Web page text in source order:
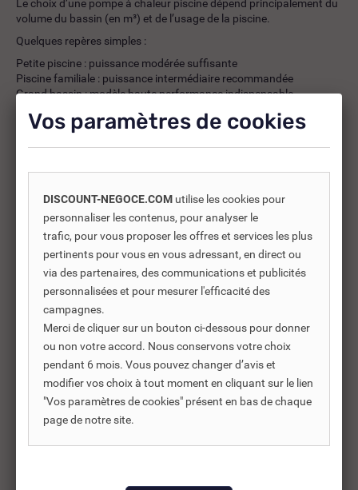
Le choix d’une pompe à chaleur piscine dépend principalement du
volume du bassin (en m³) et de l’usage de la piscine.
Quelques repères simples :
Petite piscine : puissance modérée suffisante
Piscine familiale : puissance intermédiaire recommandée
Grand bassin : modèle haute performance indispensable
la température idéale et d’éviter une surconsommation
abri influencent également le choix du modèle.
Les modèles de pompes à chaleur piscine
BWT disponibles
La gamme BWT propose plusieurs solutions adaptées aux
différents besoins :
Pompe à chaleur BWT Inverter Connect
Un modèle moderne avec technologie inverter et connectivité.
Idéal pour optimiser la consommation tout en pilotant facilement
la température.
Pompe à chaleur piscine BWT FI Connect
Pensée pour les utilisateurs recherchant performance et
Vos paramètres de cookies
DISCOUNT-NEGOCE.COM utilise les cookies pour
personnaliser les contenus, pour analyser le
trafic, pour vous proposer les offres et services les plus
pertinents pour vous en vous adressant, en direct ou
via des partenaires, des communications et publicités
personnalisées et pour mesurer l'efficacité des
campagnes.
Merci de cliquer sur un bouton ci-dessous pour donner
ou non votre accord. Nous conservons votre choix
pendant 6 mois. Vous pouvez changer d’avis et
modifier vos choix à tout moment en cliquant sur le lien
"Vos paramètres de cookies" présent en bas de chaque
page de notre site.